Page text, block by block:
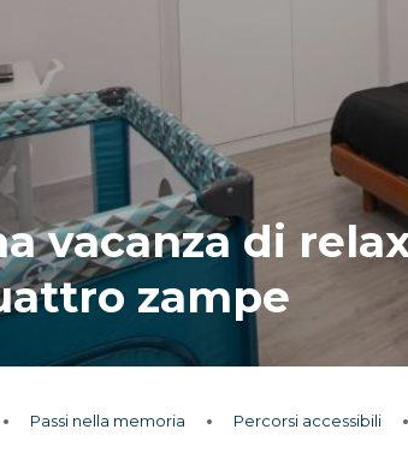
vacanza di
zampe
Passi nella memoria Percorsi accessibili